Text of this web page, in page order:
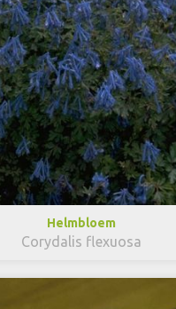
Helmbloem
Corydalis flexuosa